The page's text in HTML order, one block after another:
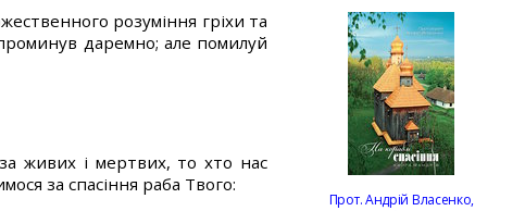
розуміння гріхи та
даремно; але помилуй
живих і мертвих, то хто нас
за спасіння раба Твого:
Прот. Андрій Власенко,